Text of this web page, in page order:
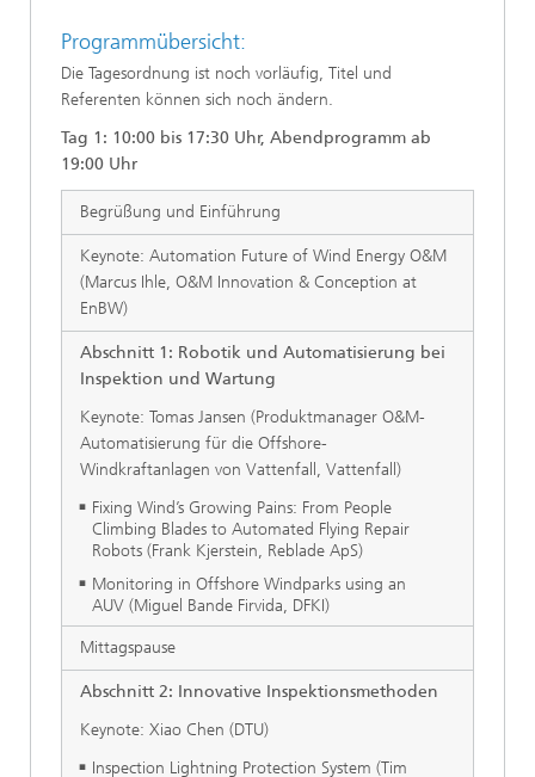
Programmübersicht:
Die Tagesordnung ist noch vorläufig, Titel und
Referenten können sich noch ändern.
Tag 1: 10:00 bis 17:30 Uhr, Abendprogramm ab
19:00 Uhr
Begrüßung und Einführung
Keynote: Automation Future of Wind Energy O&M
(Marcus Ihle, O&M Innovation & Conception at
EnBW)
Abschnitt 1: Robotik und Automatisierung bei
Inspektion und Wartung
Keynote: Tomas Jansen (Produktmanager O&M-
Automatisierung für die Offshore-
Windkraftanlagen von Vattenfall, Vattenfall)
Fixing Wind’s Growing Pains: From People
Climbing Blades to Automated Flying Repair
Robots (Frank Kjerstein, Reblade ApS)
Monitoring in Offshore Windparks using an
AUV (Miguel Bande Firvida, DFKI)
Mittagspause
Abschnitt 2: Innovative Inspektionsmethoden
Keynote: Xiao Chen (DTU)
Inspection Lightning Protection System (Tim